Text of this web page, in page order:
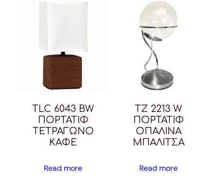
TLC 6043 BW
ΠΟΡΤΑΤΙΦ
ΤΕΤΡΑΓΩΝΟ
ΚΑΦΕ
Read more
TZ 2213 W
ΠΟΡΤΑΤΙΦ
ΟΠΑΛΙΝΑ
ΜΠΑΛΙΤΣΑ
Read more